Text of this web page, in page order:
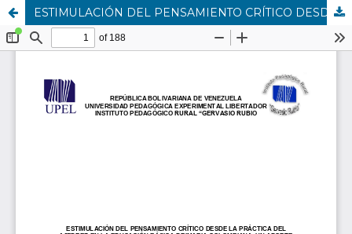
ESTIMULACIÓN DEL PENSAMIENTO CRÍTICO DESDE LA PRÁCTICA DEL AJEDREZ EN LA EDUCACIÓN BÁSICA PRIMARIA COLOMBIANA. UN APORTE TEÓRICO PARA LA CONSTITUCIÓN DE UN MODELO PEDAGÓGICO SUBYACENTE